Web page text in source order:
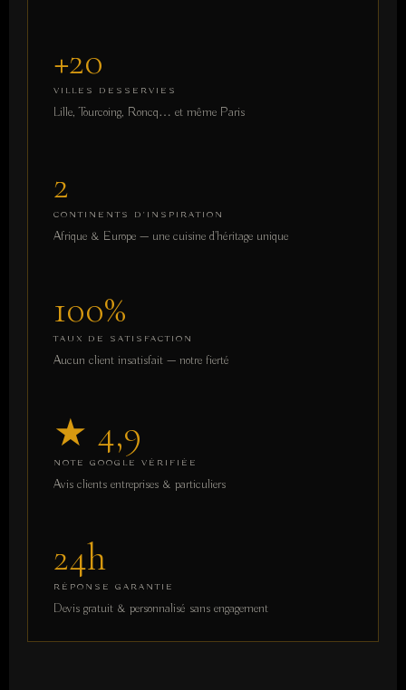
+20
VILLES DESSERVIES
Lille, Tourcoing, Roncq… et même Paris
2
CONTINENTS D'INSPIRATION
Afrique & Europe — une cuisine d'héritage unique
100%
TAUX DE SATISFACTION
Aucun client insatisfait — notre fierté
★ 4,9
NOTE GOOGLE VÉRIFIÉE
Avis clients entreprises & particuliers
24h
RÉPONSE GARANTIE
Devis gratuit & personnalisé sans engagement